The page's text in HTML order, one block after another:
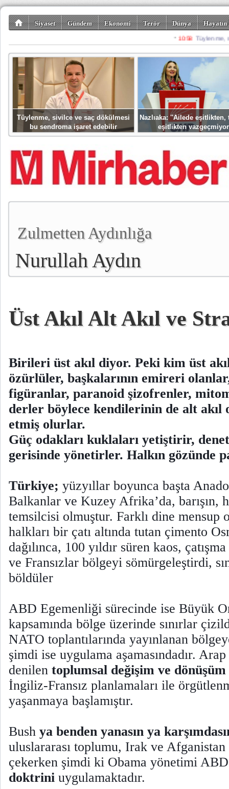
Siyaset Gündem Ekonomi Terör Dünya
Spor Misafir
Tüylenme, sivilce ve saç dökülmesi
bu sendroma işaret edebilir
Nazlıaka: ''Ailede eşitlikten,
eşitlikten
Zulmetten Aydınlığa
Nurullah Aydın
Üst Akıl Alt Akıl ve
Birileri üst akıl diyor. Peki kim üst
özürlüler, başkalarının emireri
figüranlar, paranoid şizofrenler,
derler böylece kendilerinin de alt akıl
etmiş olurlar.
Güç odakları kuklaları yetiştirir,
gerisinde yönetirler. Halkın gözünde
Türkiye; yüzyıllar boyunca başta
Balkanlar ve Kuzey Afrika’da, barışın,
temsilcisi olmuştur. Farklı dine mensup
halkları bir çatı altında tutan çimento
dağılınca, 100 yıldır süren kaos,
ve Fransızlar bölgeyi sömürgeleştirdi,
böldüler
ABD Egemenliği sürecinde ise Büyük
kapsamında bölge üzerinde sınırlar
NATO toplantılarında yayınlanan
şimdi ise uygulama aşamasındadır. Arap
denilen toplumsal değişim ve dönüşüm
İngiliz-Fransız planlamaları ile
yaşanmaya başlamıştır.
Bush ya benden yanasın ya
uluslararası toplumu, Irak ve Afganistan
çekerken şimdi ki Obama yönetimi
doktrini uygulamaktadır.